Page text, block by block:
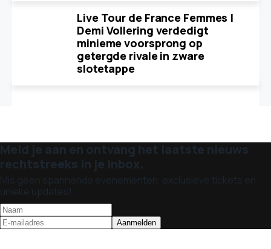
Live Tour de France Femmes |
Demi Vollering verdedigt
minieme voorsprong op
getergde rivale in zware
slotetappe
Meld je aan en ontvang het laatste nieuws
rechtstreeks in je inbox.
Mis geen spannende evenementen, exclusieve tickets en
unieke updates!